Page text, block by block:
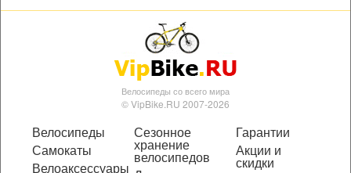
Велосипеды со всего мира
© VipBike.RU 2007-2026
Велосипеды
Самокаты
Велоаксессуары
Сезонное
хранение
велосипедов
Гарантии
Акции и
скидки